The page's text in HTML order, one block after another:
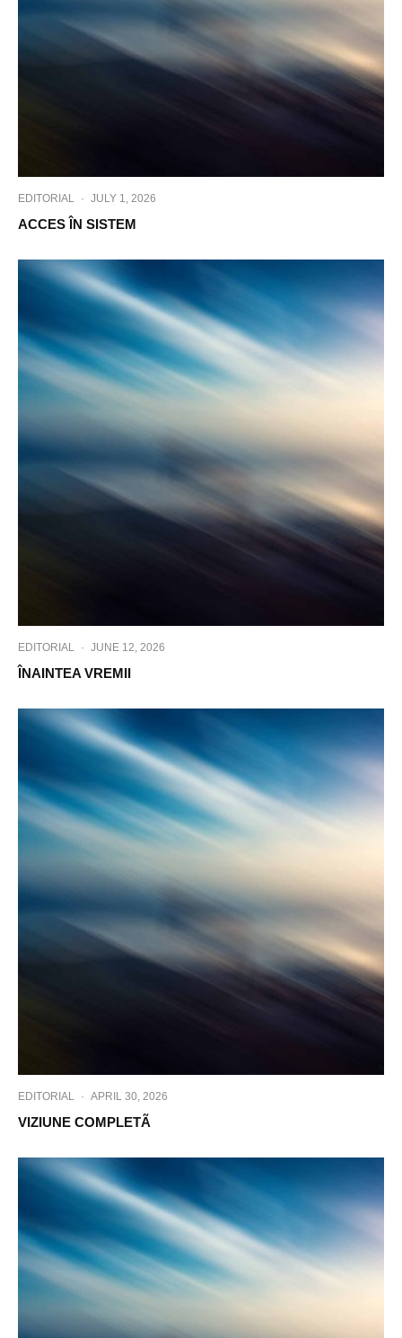
EDITORIAL · JULY 1, 2026
ACCES ÎN SISTEM
EDITORIAL · JUNE 12, 2026
ÎNAINTEA VREMII
EDITORIAL · APRIL 30, 2026
VIZIUNE COMPLETÃ